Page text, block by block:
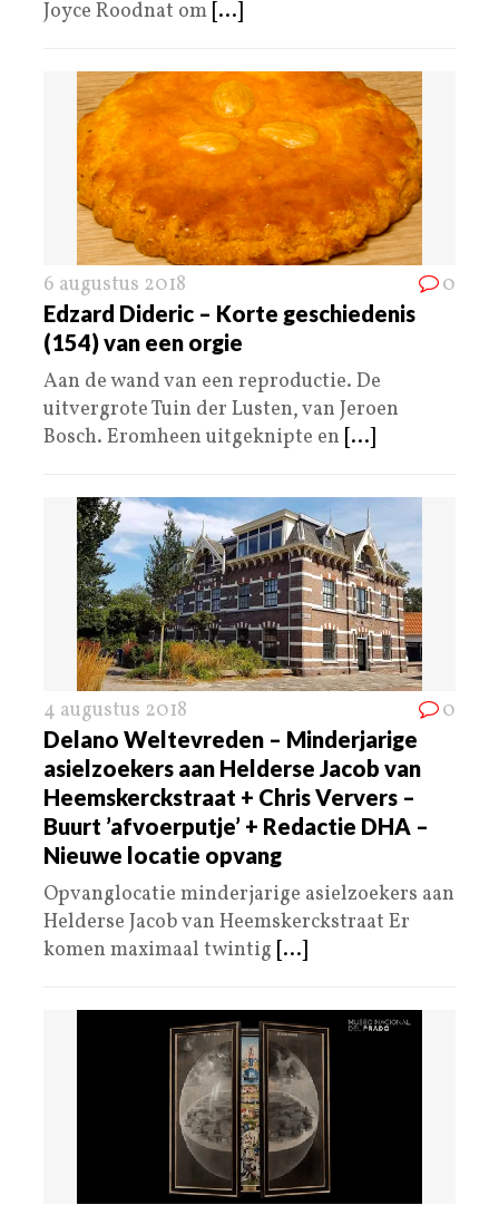
Joyce Roodnat om [...]
6 augustus 2018 0
Edzard Dideric – Korte geschiedenis
(154) van een orgie
Aan de wand van een reproductie. De
uitvergrote Tuin der Lusten, van Jeroen
Bosch. Eromheen uitgeknipte en [...]
4 augustus 2018 0
Delano Weltevreden – Minderjarige
asielzoekers aan Helderse Jacob van
Heemskerckstraat + Chris Ververs –
Buurt ’afvoerputje’ + Redactie DHA –
Nieuwe locatie opvang
Opvanglocatie minderjarige asielzoekers aan
Helderse Jacob van Heemskerckstraat Er
komen maximaal twintig [...]